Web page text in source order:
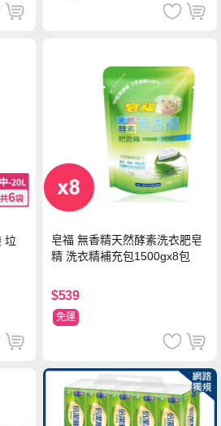
垃
皂福 無香精天然酵素洗衣肥皂
精 洗衣精補充包1500gx8包
$539
免運